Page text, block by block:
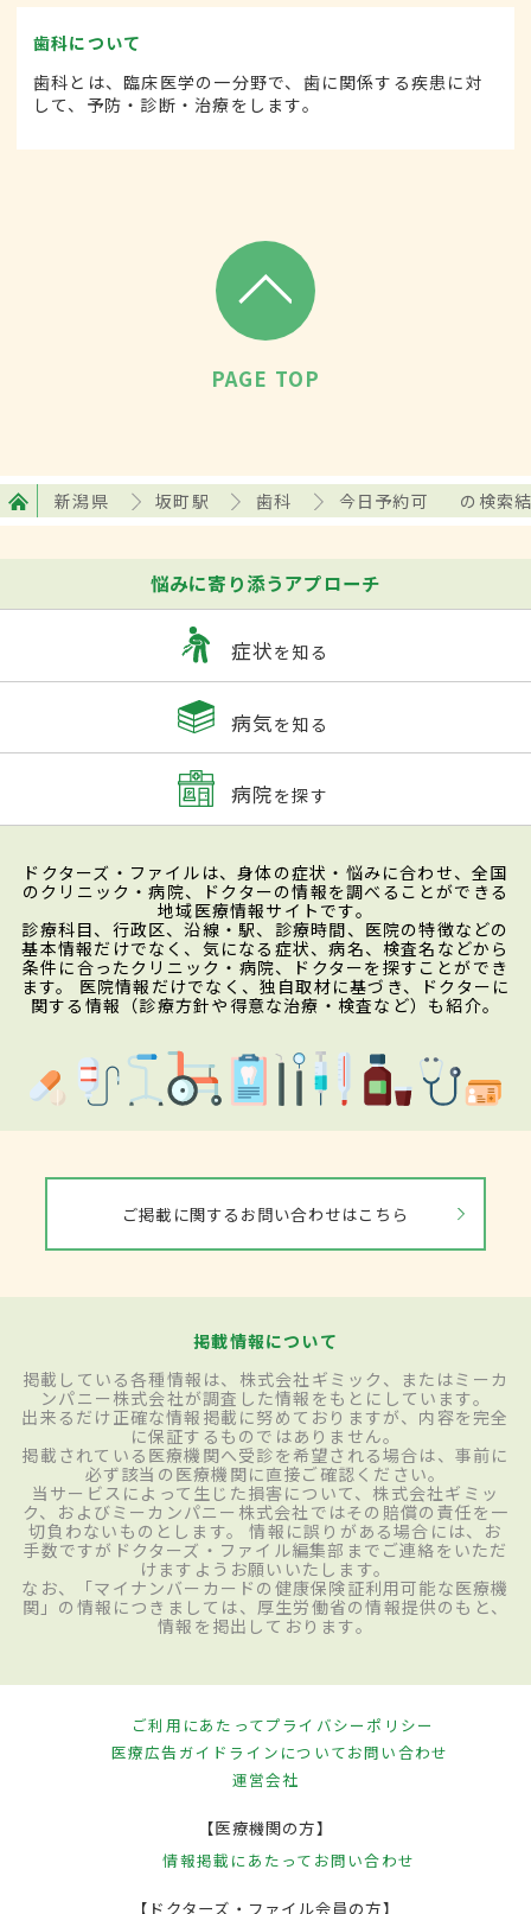
歯科について
歯科とは、臨床医学の一分野で、歯に関係する疾患に対
して、予防・診断・治療をします。
PAGE TOP
新潟県 坂町駅 歯科 今日予約可 の検索
悩みに寄り添うアプローチ
症状を知る
病気を知る
病院を探す
ドクターズ・ファイルは、身体の症状・悩みに合わせ、全国
のクリニック・病院、ドクターの情報を調べることができる
地域医療情報サイトです。
診療科目、行政区、沿線・駅、診療時間、医院の特徴などの
基本情報だけでなく、気になる症状、病名、検査名などから
条件に合ったクリニック・病院、ドクターを探すことができ
ます。 医院情報だけでなく、独自取材に基づき、ドクターに
関する情報（診療方針や得意な治療・検査など）も紹介。
ご掲載に関するお問い合わせはこちら
掲載情報について
掲載している各種情報は、株式会社ギミック、またはミーカ
ンパニー株式会社が調査した情報をもとにしています。
出来るだけ正確な情報掲載に努めておりますが、内容を完全
に保証するものではありません。
掲載されている医療機関へ受診を希望される場合は、事前に
必ず該当の医療機関に直接ご確認ください。
当サービスによって生じた損害について、株式会社ギミッ
ク、およびミーカンパニー株式会社ではその賠償の責任を一
切負わないものとします。 情報に誤りがある場合には、お
手数ですがドクターズ・ファイル編集部までご連絡をいただ
けますようお願いいたします。
なお、「マイナンバーカードの健康保険証利用可能な医療機
関」の情報につきましては、厚生労働省の情報提供のもと、
情報を掲出しております。
ご利用にあたってプライバシーポリシー
医療広告ガイドラインについてお問い合わせ
運営会社
【医療機関の方】
情報掲載にあたって お問い合わせ
【ドクターズ・ファイル会員の方】